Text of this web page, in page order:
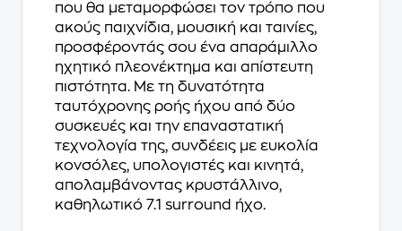
που θα μεταμορφώσει τον τρόπο που
ακούς παιχνίδια, μουσική και ταινίες,
προσφέροντάς σου ένα απαράμιλλο
ηχητικό πλεονέκτημα και απίστευτη
πιστότητα. Με τη δυνατότητα
ταυτόχρονης ροής ήχου από δύο
συσκευές και την επαναστατική
τεχνολογία της, συνδέεις με ευκολία
κονσόλες, υπολογιστές και κινητά,
απολαμβάνοντας κρυστάλλινο,
καθηλωτικό 7.1 surround ήχο.